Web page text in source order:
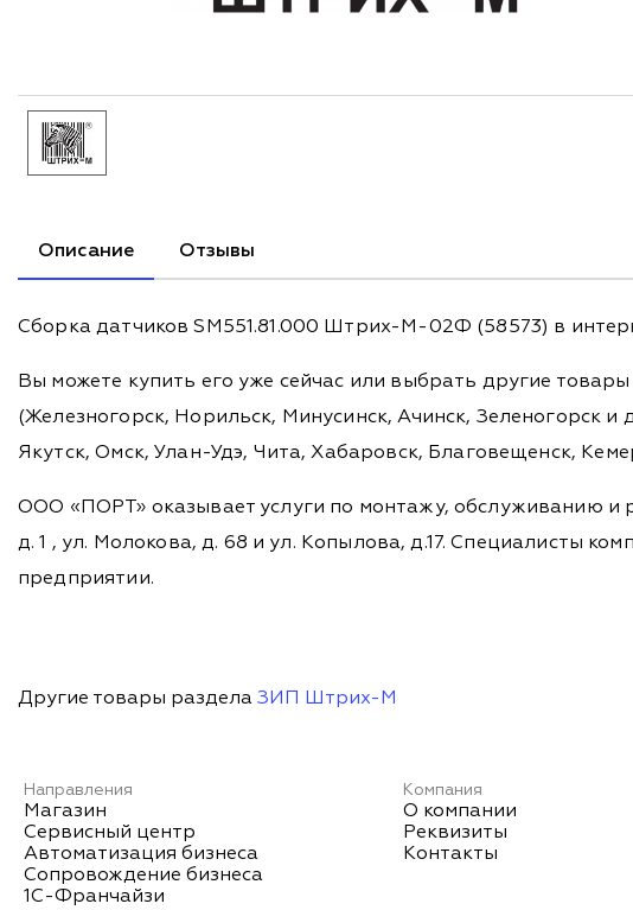
Описание Отзывы
Сборка датчиков SM551.81.000 Штрих-М-02Ф (58573) в
Вы можете купить его уже сейчас или выбрать другие
(Железногорск, Норильск, Минусинск, Ачинск, Зеленогорск
Якутск, Омск, Улан-Удэ, Чита, Хабаровск, Благовещенск,
ООО «ПОРТ» оказывает услуги по монтажу, обслуживанию и
д. 1 , ул. Молокова, д. 68 и ул. Копылова, д.17. Специалисты
предприятии.
Другие товары раздела ЗИП Штрих-М
Направления
Магазин
Сервисный центр
Автоматизация бизнеса
Сопровождение бизнеса
1С-Франчайзи
Компания
О компании
Реквизиты
Контакты